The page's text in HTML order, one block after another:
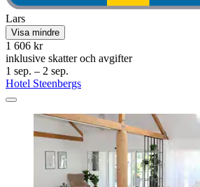
Lars
Visa mindre
1 606 kr
inklusive skatter och avgifter
1 sep. – 2 sep.
Hotel Steenbergs